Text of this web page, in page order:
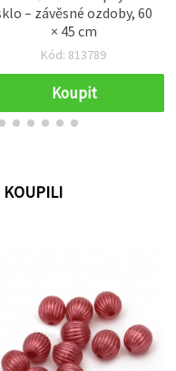
– závěsné ozdoby, 60
× 45 cm
Kód: 813789
Koupit
KOUPILI